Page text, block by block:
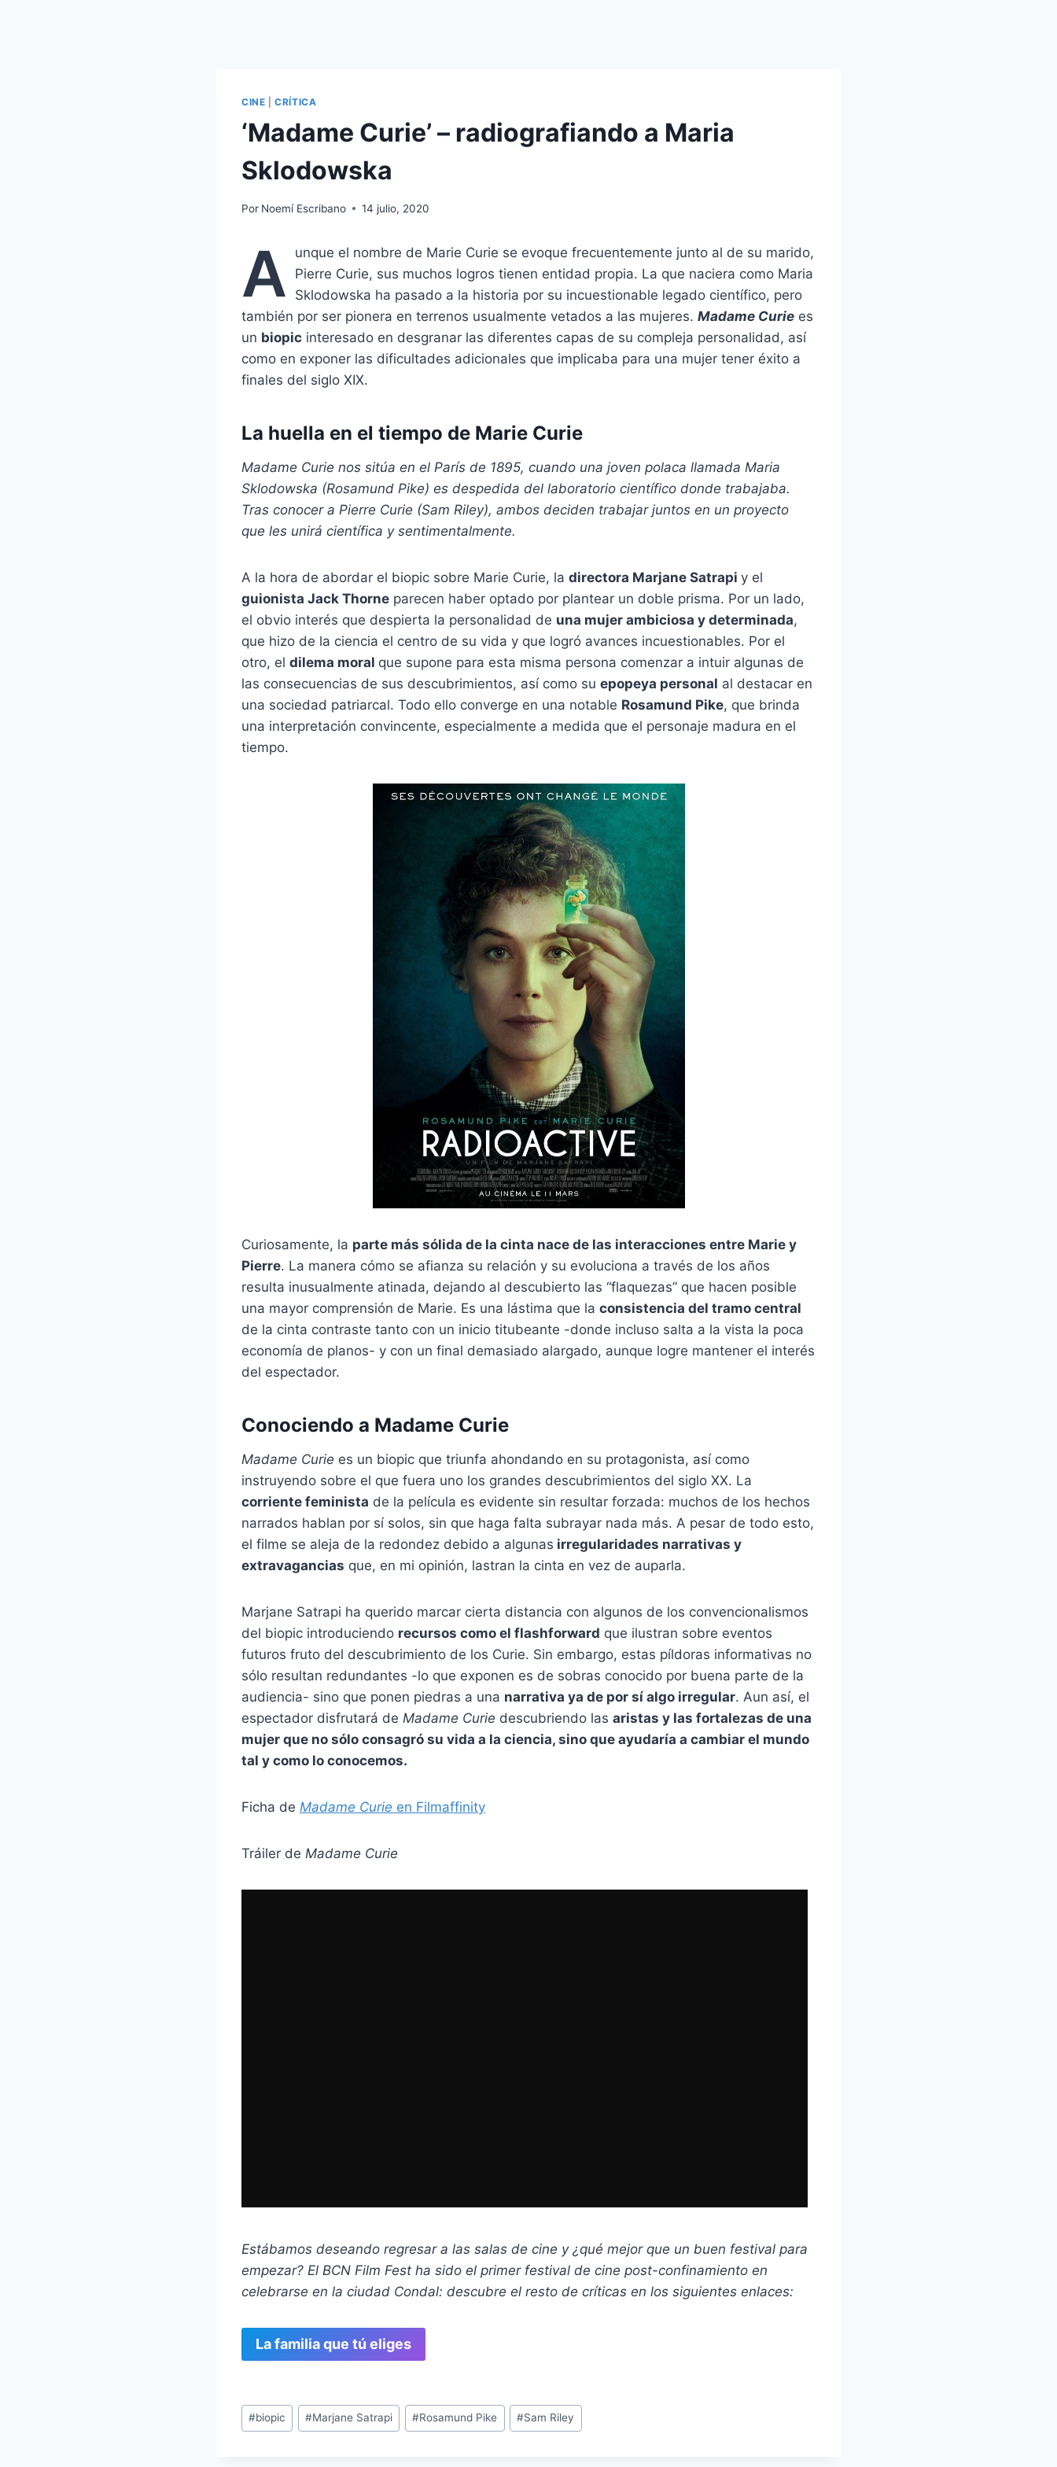
CINE |CRÍTICA
‘Madame Curie’ – radiografiando a Maria
Sklodowska
Por Noemí Escribano 14 julio, 2020
A
unque el nombre de Marie Curie se evoque frecuentemente junto al de su marido,
Pierre Curie, sus muchos logros tienen entidad propia. La que naciera como Maria
Sklodowska ha pasado a la historia por su incuestionable legado científico, pero
también por ser pionera en terrenos usualmente vetados a las mujeres. Madame Curie es
un biopic interesado en desgranar las diferentes capas de su compleja personalidad, así
como en exponer las dificultades adicionales que implicaba para una mujer tener éxito a
finales del siglo XIX.
La huella en el tiempo de Marie Curie
Madame Curie nos sitúa en el París de 1895, cuando una joven polaca llamada Maria
Sklodowska (Rosamund Pike) es despedida del laboratorio científico donde trabajaba.
Tras conocer a Pierre Curie (Sam Riley), ambos deciden trabajar juntos en un proyecto
que les unirá científica y sentimentalmente.
A la hora de abordar el biopic sobre Marie Curie, la directora Marjane Satrapi y el
guionista Jack Thorne parecen haber optado por plantear un doble prisma. Por un lado,
el obvio interés que despierta la personalidad de una mujer ambiciosa y determinada,
que hizo de la ciencia el centro de su vida y que logró avances incuestionables. Por el
otro, el dilema moral que supone para esta misma persona comenzar a intuir algunas de
las consecuencias de sus descubrimientos, así como su epopeya personal al destacar en
una sociedad patriarcal. Todo ello converge en una notable Rosamund Pike, que brinda
una interpretación convincente, especialmente a medida que el personaje madura en el
tiempo.
Curiosamente, la parte más sólida de la cinta nace de las interacciones entre Marie y
Pierre. La manera cómo se afianza su relación y su evoluciona a través de los años
resulta inusualmente atinada, dejando al descubierto las “flaquezas” que hacen posible
una mayor comprensión de Marie. Es una lástima que la consistencia del tramo central
de la cinta contraste tanto con un inicio titubeante -donde incluso salta a la vista la poca
economía de planos- y con un final demasiado alargado, aunque logre mantener el interés
del espectador.
Conociendo a Madame Curie
Madame Curie es un biopic que triunfa ahondando en su protagonista, así como
instruyendo sobre el que fuera uno los grandes descubrimientos del siglo XX. La
corriente feminista de la película es evidente sin resultar forzada: muchos de los hechos
narrados hablan por sí solos, sin que haga falta subrayar nada más. A pesar de todo esto,
el filme se aleja de la redondez debido a algunas irregularidades narrativas y
extravagancias que, en mi opinión, lastran la cinta en vez de auparla.
Marjane Satrapi ha querido marcar cierta distancia con algunos de los convencionalismos
del biopic introduciendo recursos como el flashforward que ilustran sobre eventos
futuros fruto del descubrimiento de los Curie. Sin embargo, estas píldoras informativas no
sólo resultan redundantes -lo que exponen es de sobras conocido por buena parte de la
audiencia- sino que ponen piedras a una narrativa ya de por sí algo irregular. Aun así, el
espectador disfrutará de Madame Curie descubriendo las aristas y las fortalezas de una
mujer que no sólo consagró su vida a la ciencia, sino que ayudaría a cambiar el mundo
tal y como lo conocemos.
Ficha de Madame Curie en Filmaffinity
Tráiler de Madame Curie
Estábamos deseando regresar a las salas de cine y ¿qué mejor que un buen festival para
empezar? El BCN Film Fest ha sido el primer festival de cine post-confinamiento en
celebrarse en la ciudad Condal: descubre el resto de críticas en los siguientes enlaces:
La familia que tú eliges
Etiquetas
de
#biopic #Marjane Satrapi #Rosamund Pike #Sam Riley